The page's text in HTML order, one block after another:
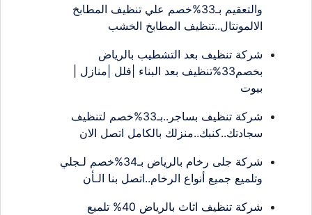
والتعقيم بـ33%خصم علي تنظيف المطابخ
الالمونتال..تنظيف المطابخ الخشب
شركة تنظيف بعد التشطيب بالرياض
بخصم33%تنظيف بعد البناء |فلل |منازل |
بيوت
شركة تنظيف بساجر..بـ33%خصم لتنظيف
سجادتك..كنبك..منزلك بالكامل اتصل الان
شركة جلى رخام بالرياض بـ34%خصم لـجلي
وتلميع جميع أنواع الرخام..اتصل بنا الـأن
شركة تنظيف اثاث بالرياض 40% تلميع